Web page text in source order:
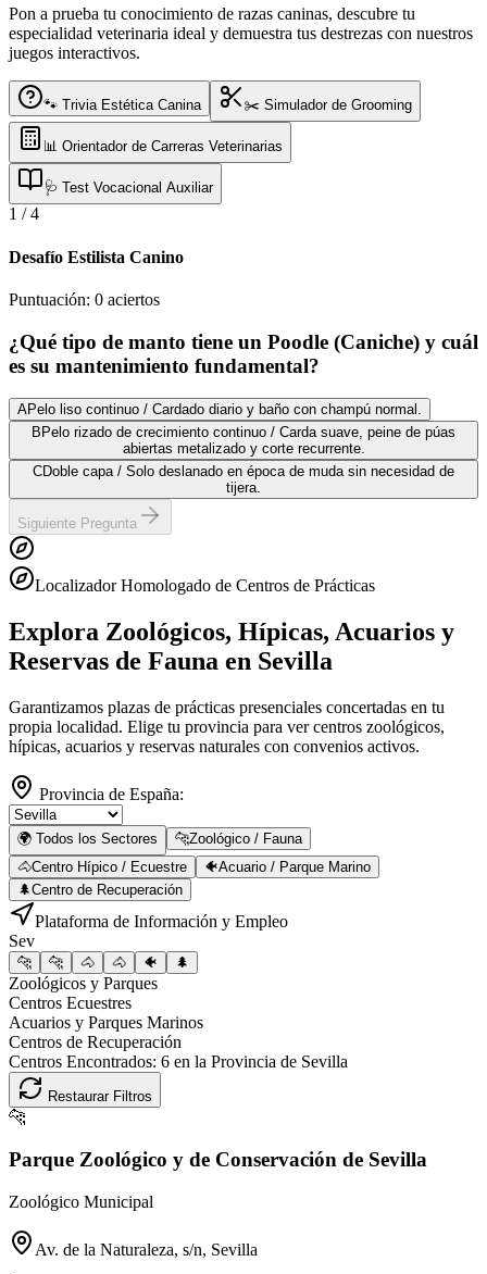
Pon a prueba tu conocimiento de razas caninas, descubre tu
especialidad veterinaria ideal y demuestra tus destrezas con nuestros
juegos interactivos.
🐾 Trivia Estética Canina ✂️ Simulador de Grooming
📊 Orientador de Carreras Veterinarias
🩺 Test Vocacional Auxiliar
1 /4
Desafío Estilista Canino
Puntuación: 0 aciertos
¿Qué tipo de manto tiene un Poodle (Caniche) y cuál
es su mantenimiento fundamental?
APelo liso continuo / Cardado diario y baño con champú normal.
B Pelo rizado de crecimiento continuo / Carda suave, peine de púas
abiertas metalizado y corte recurrente.
CDoble capa / Solo deslanado en época de muda sin necesidad de
tijera.
Siguiente Pregunta
Localizador Homologado de Centros de Prácticas
Explora Zoológicos, Hípicas, Acuarios y
Reservas de Fauna en Sevilla
Garantizamos plazas de prácticas presenciales concertadas en tu
propia localidad. Elige tu provincia para ver centros zoológicos,
hípicas, acuarios y reservas naturales con convenios activos.
Provincia de España:
🌍 Todos los Sectores 🐆Zoológico / Fauna
🐴Centro Hípico / Ecuestre 🐠Acuario / Parque Marino
🌲Centro de Recuperación
Plataforma de Información y Empleo
Sev
🐆 🐆 🐴 🐴 🐠 🌲
Zoológicos y Parques
Centros Ecuestres
Acuarios y Parques Marinos
Centros de Recuperación
Centros Encontrados: 6 en la Provincia de Sevilla
Restaurar Filtros
🐆
Parque Zoológico y de Conservación de Sevilla
Zoológico Municipal
Av. de la Naturaleza, s/n, Sevilla